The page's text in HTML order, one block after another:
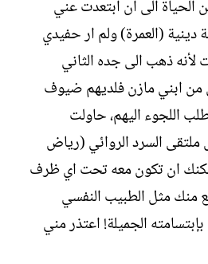
الحياة الى ان ابتعدت عني
(العمرة) ولم ار حفيدي
ذهب الى جده الثاني
من ابني مازن فلديهم ضيوف
اللجوء اليهم، حاولت
السرد الروائي (رياض
ان تكون معه تحت اي ظرف
منك مثل الطبيب النفسي
الجميلة! اعتذر مني